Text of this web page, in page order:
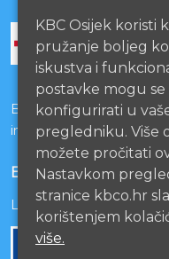
Bolnice s kojima je
integraciji
EU PROJEKTI
Lista projekata
KBC Osijek koristi
pružanje boljeg
iskustva i
postavke mogu
konfigurirati u
pregledniku. Više
možete pročitati
Nastavkom
stranice kbco.hr
korištenjem
više.